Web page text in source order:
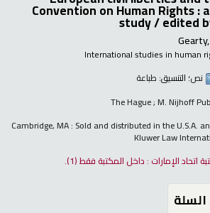
Convention on Human Rights :
study /edited
International studies in human
نص؛ التنسيق: طباعة
The Hague ; M. Nijhoff
Cambridge, MA : Sold and distributed in the U.S.A.
Kluwer Law
اتحاد الإمارات : داخل المكتبة فقط(1).